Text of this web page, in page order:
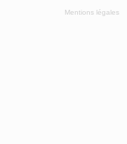
Mentions légales